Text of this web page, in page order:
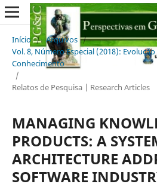
Início / Arquivos /
Vol. 8, Número Especial (2018):
Conhecimento
/
Relatos de Pesquisa | Research Articles
MANAGING
PRODUCTS: A
ARCHITECTURE
SOFTWARE